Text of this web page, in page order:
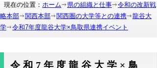
現在の位置： ホーム 県の組織と仕事
令和の改新戦
略本部
関西本部 関西圏の大学等との連携
龍谷大
学
令和7年度龍谷大学×鳥取県連携イベント
令和7年度龍谷大学×鳥